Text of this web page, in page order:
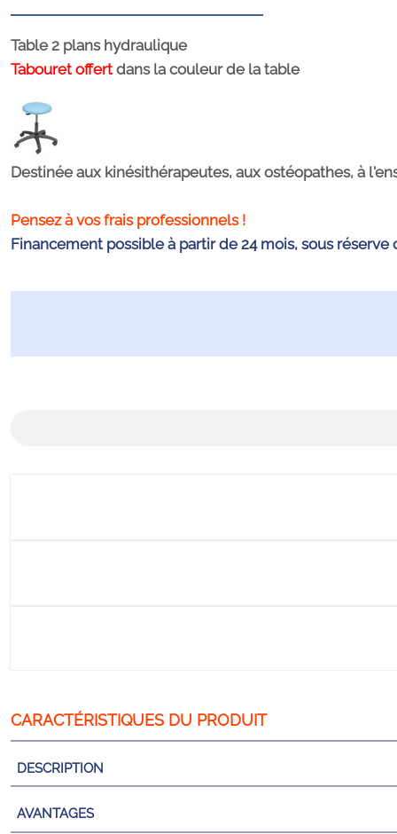
Table 2 plans hydraulique
Tabouret offert dans la couleur de la table
Destinée aux kinésithérapeutes, aux ostéopathes, à
Pensez à vos frais professionnels !
Financement possible à partir de 24 mois, sous réserve
DESCRIPTION
AVANTAGES